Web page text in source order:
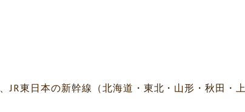
JR東日本の新幹線（北海道・東北・山形・秋田・上